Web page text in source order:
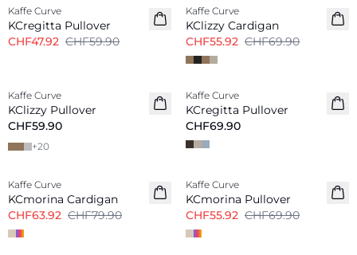
Kaffe Curve
KCregitta Pullover
CHF47.92 CHF59.90
Kaffe Curve
KClizzy Cardigan
CHF55.92 CHF69.90
Kaffe Curve
KClizzy Pullover
CHF59.90
+20
Neu
Kaffe Curve
KCregitta Pullover
CHF69.90
Kaffe Curve
KCmorina Cardigan
CHF63.92 CHF79.90
Kaffe Curve
KCmorina Pullover
CHF55.92 CHF69.90